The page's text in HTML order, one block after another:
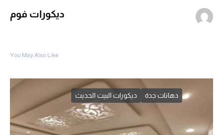
ديكورات فوم
You May Also Like
دهانات جدة ديكورات البيت الحديث